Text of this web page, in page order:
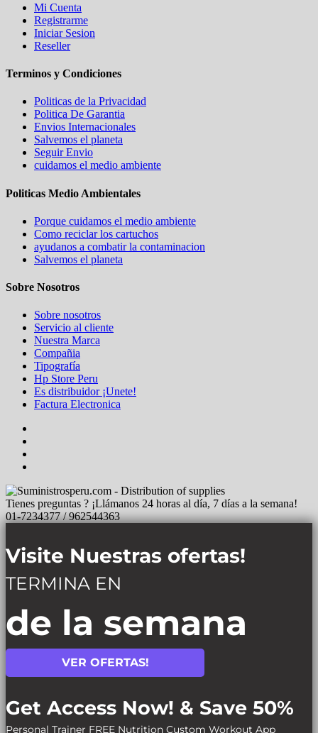
Mi Cuenta
Registrarme
Iniciar Sesion
Reseller
Terminos y Condiciones
Politicas de la Privacidad
Politica De Garantia
Envios Internacionales
Salvemos el planeta
Seguir Envio
cuidamos el medio ambiente
Politicas Medio Ambientales
Porque cuidamos el medio ambiente
Como reciclar los cartuchos
ayudanos a combatir la contaminacion
Salvemos el planeta
Sobre Nosotros
Sobre nosotros
Servicio al cliente
Nuestra Marca
Compañia
Tipografía
Hp Store Peru
Es distribuidor ¡Unete!
Factura Electronica
Tienes preguntas ? ¡Llámanos 24 horas al día, 7 días a la semana!
01-7234377 / 962544363
Visite Nuestras ofertas!
TERMINA EN
de la semana
VER OFERTAS!
Get Access Now! & Save 50%
Personal Trainer FREE Nutrition Custom Workout App